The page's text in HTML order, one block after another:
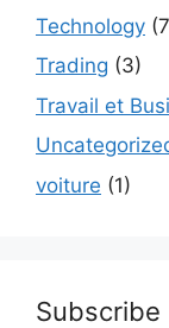
Technology
Trading (3)
Travail et
voiture (1)
Subscribe